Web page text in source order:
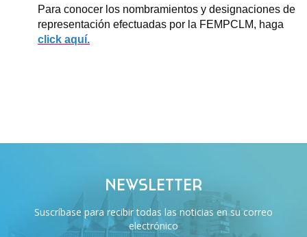
Para conocer los nombramientos y designaciones de
representación efectuadas por la FEMPCLM, haga
click aquí.
NEWSLETTER
Suscríbase para recibir todas las noticias en su correo
electrónico